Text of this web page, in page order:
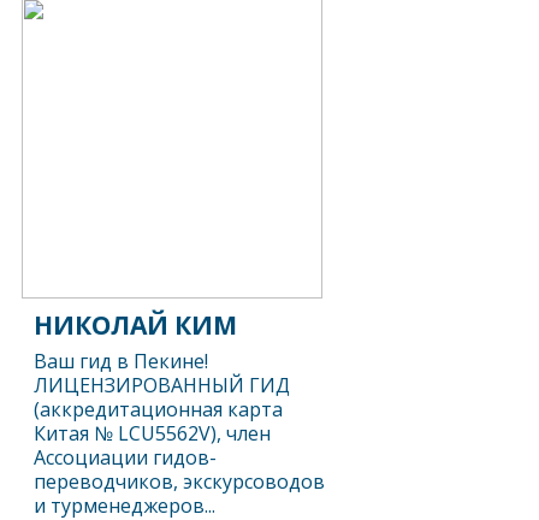
НИКОЛАЙ КИМ
Ваш гид в Пекине!
ЛИЦЕНЗИРОВАННЫЙ ГИД
(аккредитационная карта
Китая № LCU5562V), член
Ассоциации гидов-
переводчиков, экскурсоводов
и турменеджеров...